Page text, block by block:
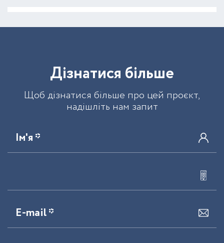
Дізнатися більше
Щоб дізнатися більше про цей проєкт,
надішліть нам запит
Ім'я *
E-mail *